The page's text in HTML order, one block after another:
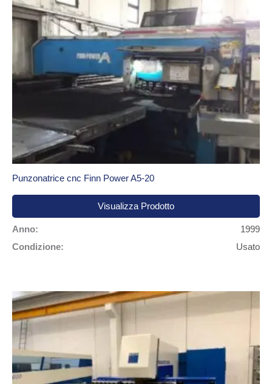
Punzonatrice cnc Finn Power A5-20
Visualizza Prodotto
Anno:
1999
Condizione:
Usato